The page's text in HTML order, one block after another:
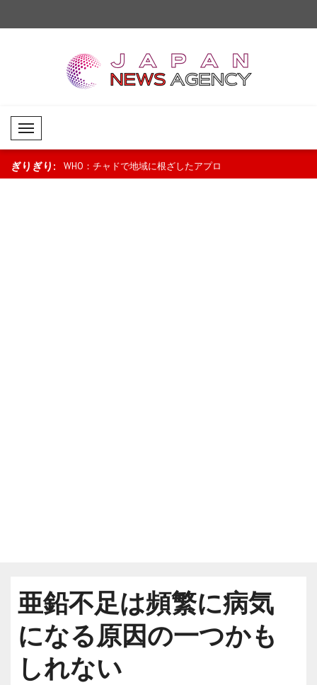
Mobil Menü
ぎりぎり:
価格引き下 WHO：チャドで地域に根ざしたアプロ
亜鉛不足は頻繁に病気
になる原因の一つかも
しれない